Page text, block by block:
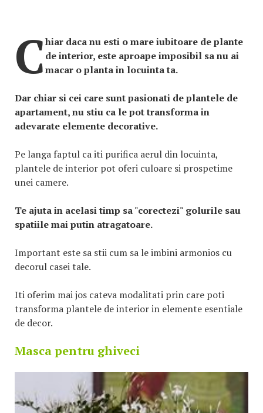
Chiar daca nu esti o mare iubitoare de plante
de interior, este aproape imposibil sa nu ai
macar o planta in locuinta ta.
Dar chiar si cei care sunt pasionati de plantele de
apartament, nu stiu ca le pot transforma in
adevarate elemente decorative.
Pe langa faptul ca iti purifica aerul din locuinta,
plantele de interior pot oferi culoare si prospetime
unei camere.
Te ajuta in acelasi timp sa "corectezi" golurile sau
spatiile mai putin atragatoare.
Important este sa stii cum sa le imbini armonios cu
decorul casei tale.
Iti oferim mai jos cateva modalitati prin care poti
transforma plantele de interior in elemente esentiale
de decor.
Masca pentru ghiveci